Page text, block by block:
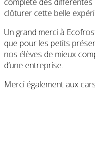
clôturer cette belle
Un grand merci à
que pour les petits
nos élèves de mieux
d’une entreprise.
Merci également aux